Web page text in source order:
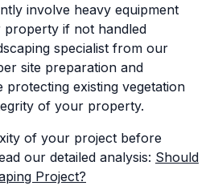
involve heavy equipment
property if not handled
specialist from our
site preparation and
existing vegetation
of your property.
of your project before
our detailed analysis: Should
Project?